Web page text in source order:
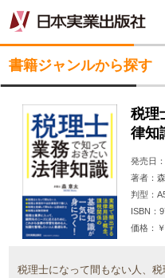
書籍ジャンルから探す
税理
律知
発売日
著者
判型
ISBN
価格
税理士になって間もない人、